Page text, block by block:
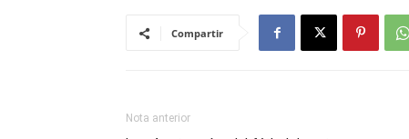
Compartir
Nota anterior